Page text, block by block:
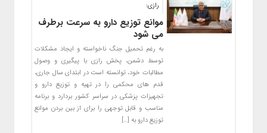
رازی:
موانع توزیع دارو به سرعت برطرف
می شود
به رغم تحمیل جنگ ناخواسته و ایجاد مشکلات
توسط دشمن، پخش رازی با پیگیری و وصول
مطالبات خود، توانسته است در ابتدای سال جاری،
قدم های محکمی را در تهیه و توزیع دارو و
تجهیزات پزشکی در سراسر کشور بردارد و برنامه
مناسب و قابل توجهی را برای از بین بردن موانع
توزیع دارو به […]